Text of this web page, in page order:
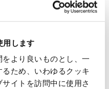
用します
より良いものとし、一
ため、いわゆるクッキ
イトを訪問中に使用さ
紹介映像【日本語版】